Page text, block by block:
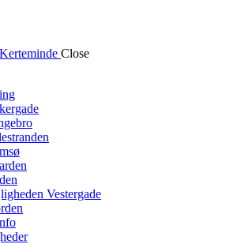
Close
Vestergade